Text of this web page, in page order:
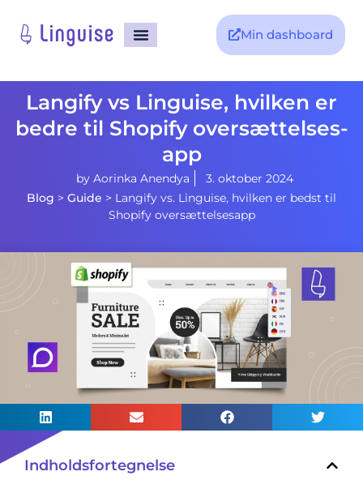
Min dashboard
Langify vs Linguise, hvilken er
bedre til Shopify oversættelses-
app
by Aorinka Anendya
3. oktober 2024
Blog > Guide > Langify vs. Linguise, hvilken er bedst til
Shopify oversættelsesapp
Indholdsfortegnelse